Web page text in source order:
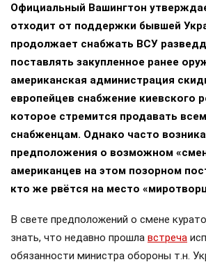
Официальный Вашингтон
отходит от поддержки бывшей
продолжает снабжать ВСУ
поставлять закупленное ранее
американская администрация
европейцев снабжение киевского
которое стремится продавать
снабженцам. Однако часто
предположения о возможном
американцев на этом позорном
кто же рвётся на место
В свете предположений о смене
знать, что недавно прошла встреча
обязанности министра обороны т.н.